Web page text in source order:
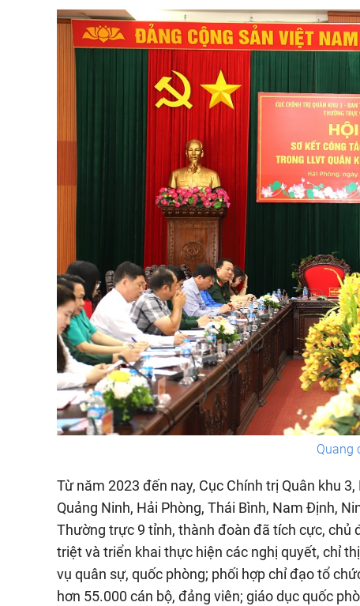
Quang
Từ năm 2023 đến nay, Cục Chính trị Quân khu
Quảng Ninh, Hải Phòng, Thái Bình, Nam Định,
Thường trực 9 tỉnh, thành đoàn đã tích cực, chủ
triệt và triển khai thực hiện các nghị quyết, chỉ
vụ quân sự, quốc phòng; phối hợp chỉ đạo tổ
hơn 55.000 cán bộ, đảng viên; giáo dục quốc